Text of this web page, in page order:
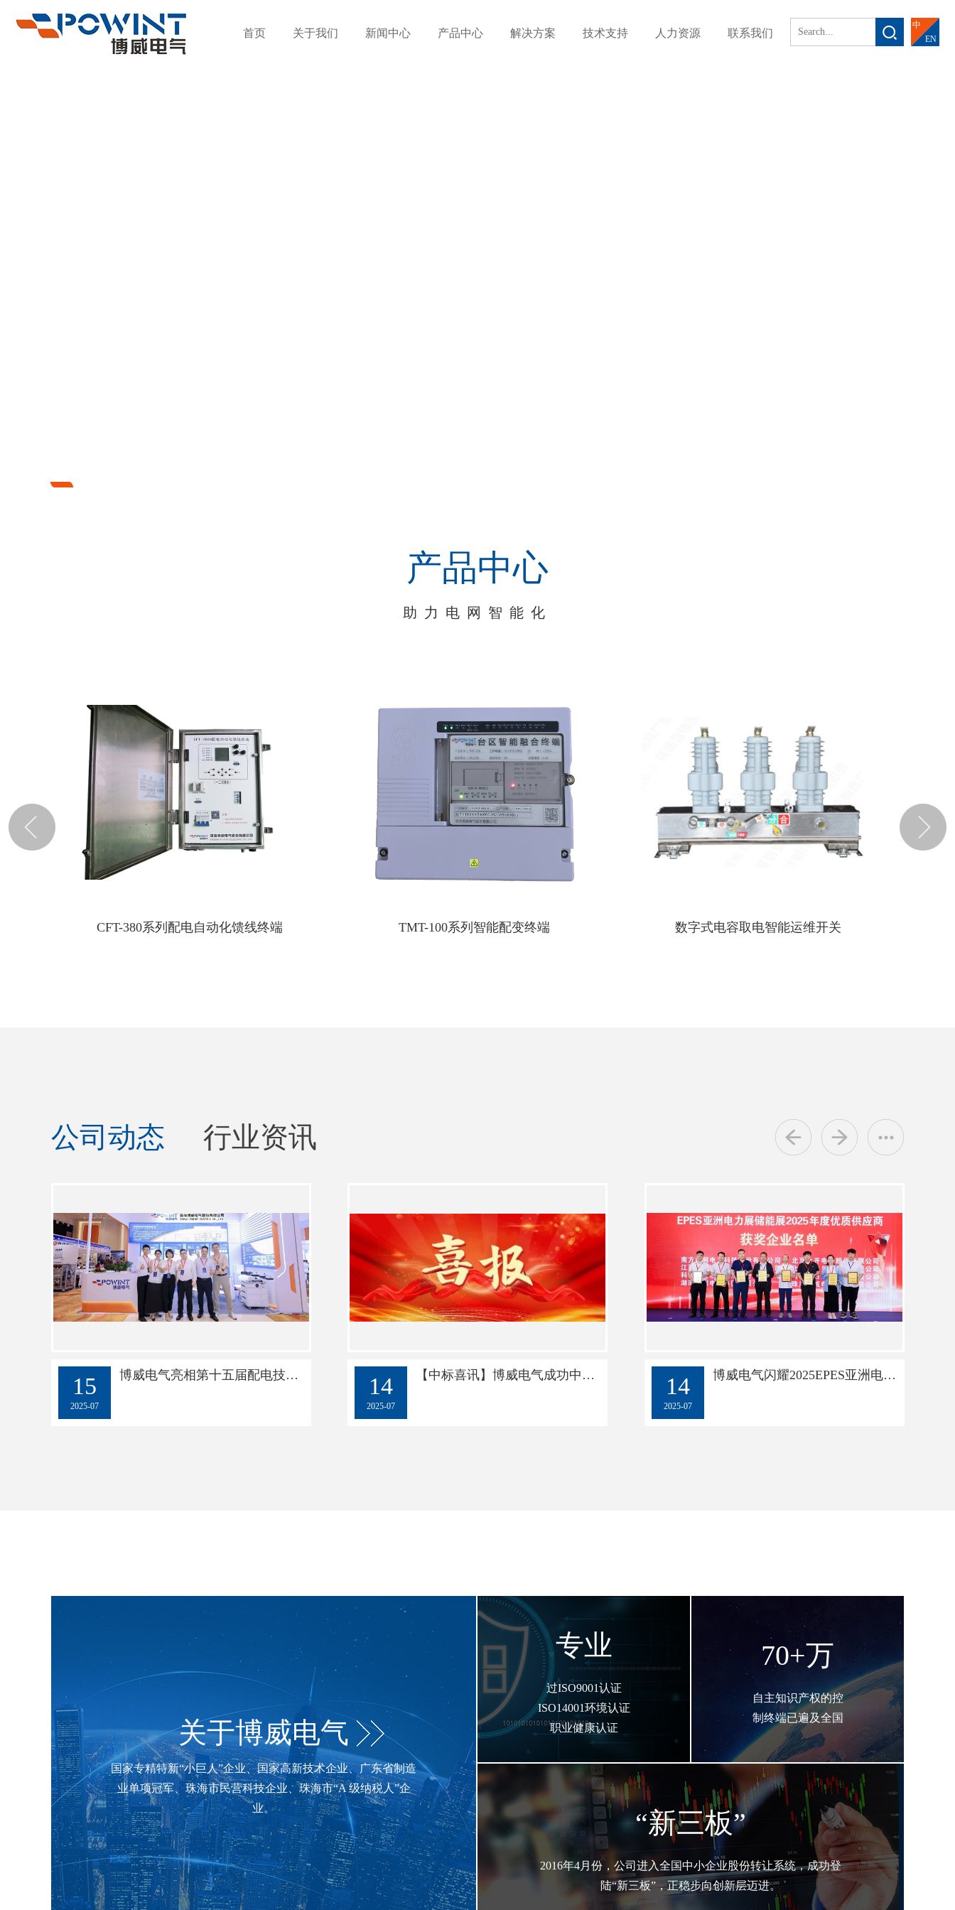
中
EN
首页 关于我们 新闻中心 产品中心 解决方案 技术支持 人力资源 联系我们
产品中心
助力电网智能化
CFT-380系列配电自动化馈线终端 TMT-100系列智能配变终端 数字式电容取电智能运维开关
公司动态 行业资讯
15
2025-07
博威电气亮相第十五届配电技术应用大会，护航电网新征程 14
2025-07
【中标喜讯】博威电气成功中标南方电网2025年配网设备第一批框架招标项目 14
2025-07
博威电气闪耀2025EPES亚洲电力展，荣膺“年度优质供应商”​
关于博威电气
国家专精特新“小巨人”企业、国家高新技术企业、广东省制造
业单项冠军、珠海市民营科技企业、珠海市“A 级纳税人”企
业。
专业
过ISO9001认证
ISO14001环境认证
职业健康认证
70+万
自主知识产权的控
制终端已遍及全国
“新三板”
2016年4月份，公司进入全国中小企业股份转让系统，成功登
陆“新三板”，正稳步向创新层迈进。